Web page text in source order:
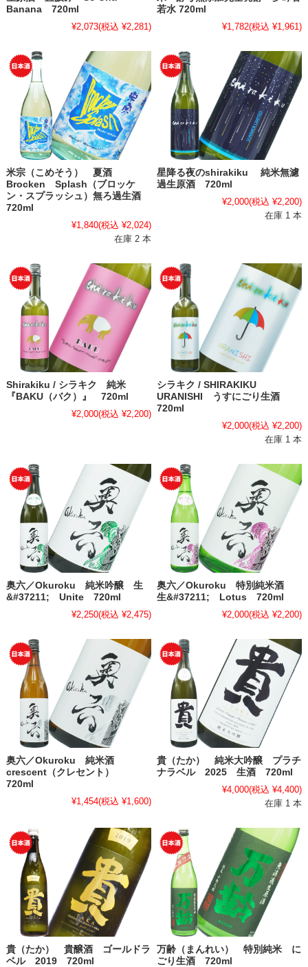
Banana 720ml
¥2,073(税込 ¥2,281)
若水 720ml
¥1,782(税込 ¥1,961)
米宗（こめそう） 夏酒
Brocken Splash（ブロッケ
ン・スプラッシュ）無ろ過生酒
720ml
¥1,840(税込 ¥2,024)
在庫 2 本
星降る夜のshirakiku 純米無濾
過生原酒 720ml
¥2,000(税込 ¥2,200)
在庫 1 本
Shirakiku / シラキク 純米
『BAKU（バク）』 720ml
¥2,000(税込 ¥2,200)
シラキク / SHIRAKIKU
URANISHI うすにごり生酒
720ml
¥2,000(税込 ¥2,200)
在庫 1 本
奥六／Okuroku 純米吟醸 生
&#37211; Unite 720ml
¥2,250(税込 ¥2,475)
奥六／Okuroku 特別純米酒
生&#37211; Lotus 720ml
¥2,000(税込 ¥2,200)
奥六／Okuroku 純米酒
crescent（クレセント）
720ml
¥1,454(税込 ¥1,600)
貴（たか） 純米大吟醸 プラチ
ナラベル 2025 生酒 720ml
¥4,000(税込 ¥4,400)
在庫 1 本
貴（たか） 貴醸酒 ゴールドラ
ベル 2019 720ml
万齢（まんれい） 特別純米 に
ごり生酒 720ml